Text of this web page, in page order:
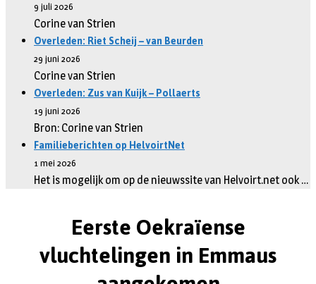
9 juli 2026
Corine van Strien
Overleden: Riet Scheij – van Beurden
29 juni 2026
Corine van Strien
Overleden: Zus van Kuijk – Pollaerts
19 juni 2026
Bron: Corine van Strien
Familieberichten op HelvoirtNet
1 mei 2026
Het is mogelijk om op de nieuwssite van Helvoirt.net ook …
Eerste Oekraïense
vluchtelingen in Emmaus